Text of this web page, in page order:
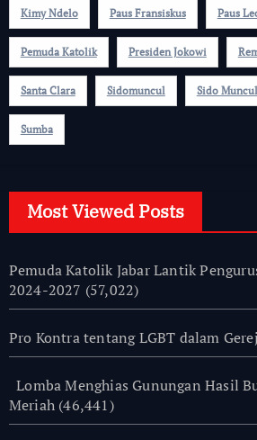
Kimy Ndelo Paus Fransiskus Paus
Pemuda Katolik Presiden Jokowi
Santa Clara Sidomuncul Sido Muncul
Sumba
Most Viewed Posts
Pemuda Katolik Jabar Lantik
2024-2027 (57,022)
Pro Kontra tentang LGBT dalam
Lomba Menghias Gunungan Hasil
Meriah (46,441)